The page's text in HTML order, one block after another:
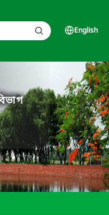
English